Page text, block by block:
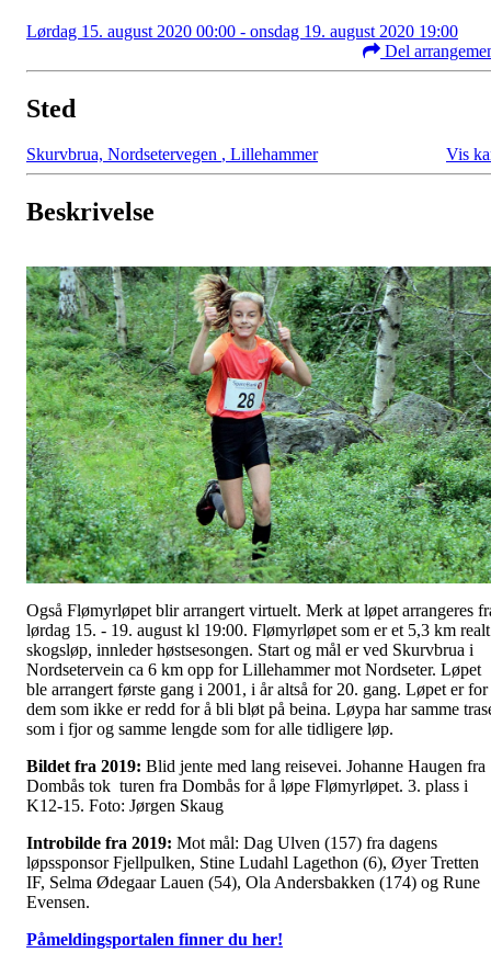
Lørdag 15. august 2020 00:00 - onsdag 19. august 2020 19:00
Del
Sted
Skurvbrua, Nordsetervegen , Lillehammer Vis
Beskrivelse
Også Flømyrløpet blir arrangert virtuelt. Merk at løpet arrangeres
lørdag 15. - 19. august kl 19:00. Flømyrløpet som er et 5,3 km realt
skogsløp, innleder høstsesongen. Start og mål er ved Skurvbrua i
Nordsetervein ca 6 km opp for Lillehammer mot Nordseter. Løpet
ble arrangert første gang i 2001, i år altså for 20. gang. Løpet er for
dem som ikke er redd for å bli bløt på beina. Løypa har samme
som i fjor og samme lengde som for alle tidligere løp.
Bildet fra 2019: Blid jente med lang reisevei. Johanne Haugen fra
Dombås tok turen fra Dombås for å løpe Flømyrløpet. 3. plass i
K12-15. Foto: Jørgen Skaug
Introbilde fra 2019: Mot mål: Dag Ulven (157) fra dagens
løpssponsor Fjellpulken, Stine Ludahl Lagethon (6), Øyer Tretten
IF, Selma Ødegaar Lauen (54), Ola Andersbakken (174) og Rune
Evensen.
Påmeldingsportalen finner du her!